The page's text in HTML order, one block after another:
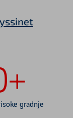
gradnje